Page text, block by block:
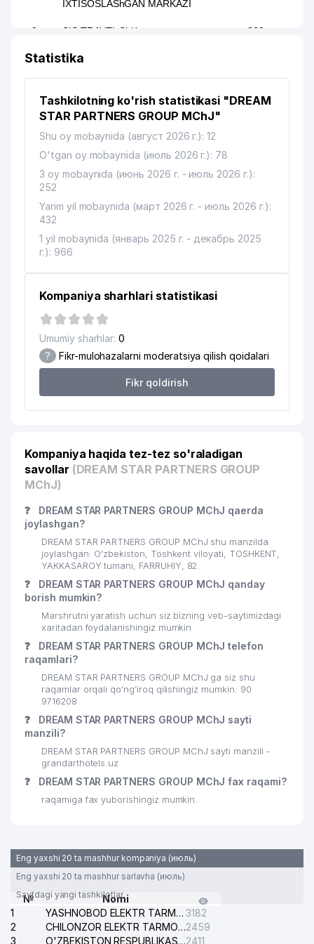
IXTISOSLAShGAN MARKAZI
9 SIS TRAVEL ShK 262 м
10
SOYUZTRANSLINK EXPEDITION
11 APPLE TOUR MChJ 288 м
13 ИП Филютович Валерия Николаевна
14
FORT PRO TRADE XUSUSIY
15
ASTAS ENDUSTRI TEKSTIL
A.S. VAKOLATXONA
17 PAXTASANOAT ILMIY MARKAZI AJ
19 GLORIA MAX MChJ 325 м
DIAMOND DENTAL CARE MChJ
21 QUVNOQ YOZ OROMGOHI MChJ 333 м
23
IMKONIYATI CHEKLANGAN
24 O'ZAGROSANOATLOYIHA MChJ
25 PREMIUM SPORT GROUP MChJ 378 м
27 SLOJ-SYSTEM MChJ
28 MAKVA-SERVIS MChJ
29 KANSLER MChJ
30
DIGITAL SERVIS PLUS XUSUSIY
KORXONASI
442 м
31 KANSTIK MChJ 458 м
32 PRIMAVERA MChJ 466 м
33 ITALHEAT GROUP MChJ 466 м
TRAVEL MChJ
36
MARCO POLO TRANSPORTATION
MChJ
QULMATOVA DILDORA
XAMZAYEVNA YAKKA TARTIBDAGI
Statistika
Tashkilotning ko'rish statistikasi "DREAM
STAR PARTNERS GROUP MChJ"
Shu oy mobaynida (август 2026 г.): 12
O'tgan oy mobaynida (июль 2026 г.): 78
3 oy mobaynida (июнь 2026 г. - июль 2026 г.):
252
Yarim yil mobaynida (март 2026 г. - июль 2026 г.):
432
1 yil mobaynida (январь 2025 г. - декабрь 2025
г.): 966
Kompaniya sharhlari statistikasi
Umumiy sharhlar: 0
? Fikr-mulohazalarni moderatsiya qilish qoidalari
Fikr qoldirish
Kompaniya haqida tez-tez so'raladigan
savollar (DREAM STAR PARTNERS GROUP
MChJ)
❓
DREAM STAR PARTNERS GROUP MChJ qaerda
joylashgan?
DREAM STAR PARTNERS GROUP MChJ shu manzilda
joylashgan: O'zbekiston, Toshkent viloyati, TOSHKENT,
YAKKASAROY tumani, FARRUHIY, 82.
❓
DREAM STAR PARTNERS GROUP MChJ qanday
borish mumkin?
Marshrutni yaratish uchun siz bizning veb-saytimizdagi
xaritadan foydalanishingiz mumkin
❓
DREAM STAR PARTNERS GROUP MChJ telefon
raqamlari?
DREAM STAR PARTNERS GROUP MChJ ga siz shu
raqamlar orqali qo’ng’iroq qilishingiz mumkin: 90
9716208
❓
DREAM STAR PARTNERS GROUP MChJ sayti
manzili?
DREAM STAR PARTNERS GROUP MChJ sayti manzili -
grandarthotels.uz
❓ DREAM STAR PARTNERS GROUP MChJ fax raqami?
raqamiga fax yuborishingiz mumkin.
Eng yaxshi 20 ta mashhur kompaniya (июль)
Eng yaxshi 20 ta mashhur sarlavha (июль)
Saytdagi yangi tashkilotlar
№
Nomi
1
YASHNOBOD ELEKTR TARMOG'I NOSOZLIKLARI XIZMATI 3182
2
CHILONZOR ELEKTR TARMOG'I NOSOZLIK XIZMATI2459
3
O'ZBEKISTON RESPUBLIKASI BOSH PROKURATURASI ISHONCH TELEFONI2411